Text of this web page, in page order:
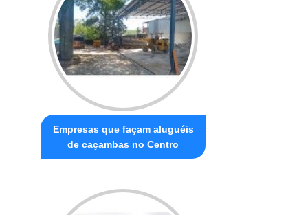
Empresas que façam aluguéis
de caçambas no Centro